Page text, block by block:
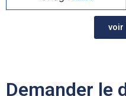
voir
Demander le